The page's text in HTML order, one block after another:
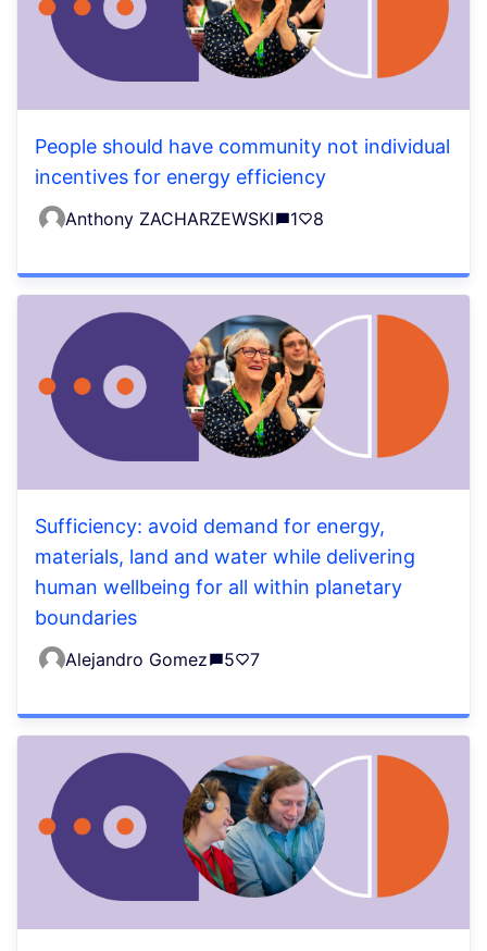
People should have community not individual
incentives for energy efficiency
Anthony ZACHARZEWSKI 1 8
Sufficiency: avoid demand for energy,
materials, land and water while delivering
human wellbeing for all within planetary
boundaries
Alejandro Gomez 5 7